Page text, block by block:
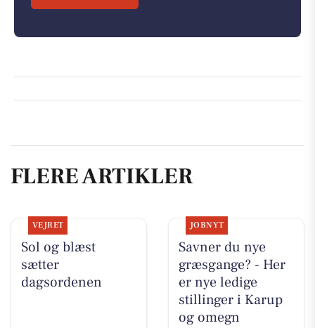
FLERE ARTIKLER
VEJRET
Sol og blæst
sætter
dagsordenen
JOBNYT
Savner du nye
græsgange? - Her
er nye ledige
stillinger i Karup
og omegn